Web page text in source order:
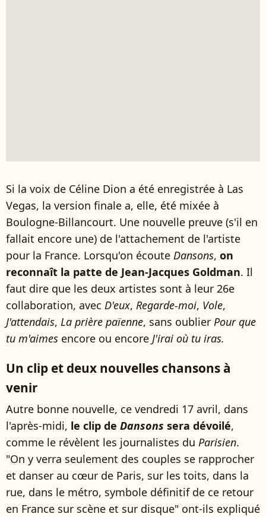
Si la voix de Céline Dion a été enregistrée à Las
Vegas, la version finale a, elle, été mixée à
Boulogne-Billancourt. Une nouvelle preuve (s'il en
fallait encore une) de l'attachement de l'artiste
pour la France. Lorsqu'on écoute Dansons, on
reconnaît la patte de Jean-Jacques Goldman. Il
faut dire que les deux artistes sont à leur 26e
collaboration, avec D'eux, Regarde-moi, Vole,
J'attendais, La prière païenne, sans oublier Pour que
tu m'aimes encore ou encore J'irai où tu iras.
Un clip et deux nouvelles chansons à
venir
Autre bonne nouvelle, ce vendredi 17 avril, dans
l'après-midi, le clip de Dansons sera dévoilé,
comme le révèlent les journalistes du Parisien.
"On y verra seulement des couples se rapprocher
et danser au cœur de Paris, sur les toits, dans la
rue, dans le métro, symbole définitif de ce retour
en France sur scène et sur disque" ont-ils expliqué